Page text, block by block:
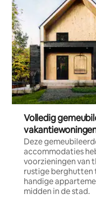
Volledig
Deze
accommodaties
voorzieningen van
rustige berghutten
handige
midden in de stad.